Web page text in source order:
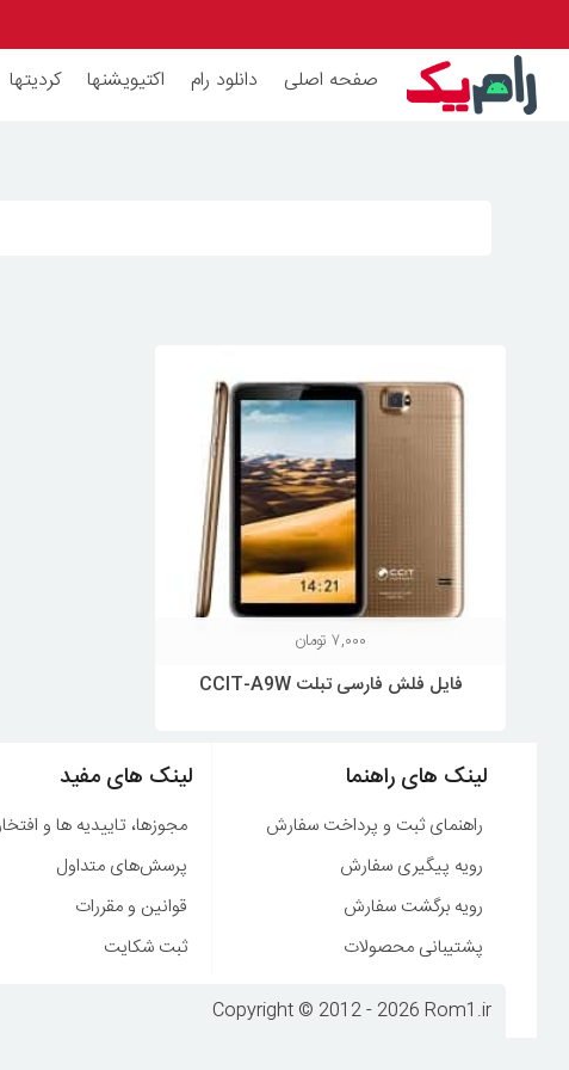
صفحه اصلی دانلود رام اکتیویشنها کردیتها
فایل فلش فارسی تبلت CCIT-A9W
۷,۰۰۰ تومان
لینک های راهنما
راهنمای ثبت و پرداخت سفارش
رویه پیگیری سفارش
رویه برگشت سفارش
پشتیبانی محصولات
لینک های مفید
مجوزها، تاییدیه ها و
پرسش‌های متداول
قوانین و مقررات
ثبت شکایت
Copyright © 2012 - 2026 Rom1.ir